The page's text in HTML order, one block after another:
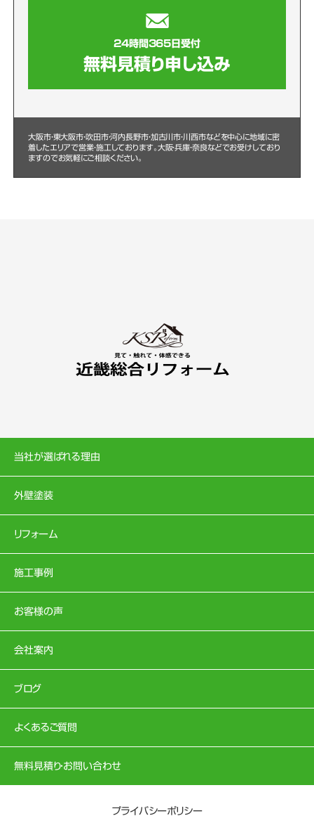
24時間365日受付
無料見積り申し込み
大阪市・東大阪市・吹田市・河内長野市・加古川市・川西市などを中心に地域に密
着したエリアで営業・施工しております。大阪・兵庫・奈良などでお受けしており
ますのでお気軽にご相談ください。
当社が選ばれる理由
外壁塗装
リフォーム
施工事例
お客様の声
会社案内
ブログ
よくあるご質問
無料見積り・お問い合わせ
プライバシーポリシー